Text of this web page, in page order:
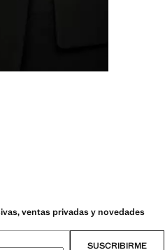
ventas privadas y novedades
SUSCRIBIRME